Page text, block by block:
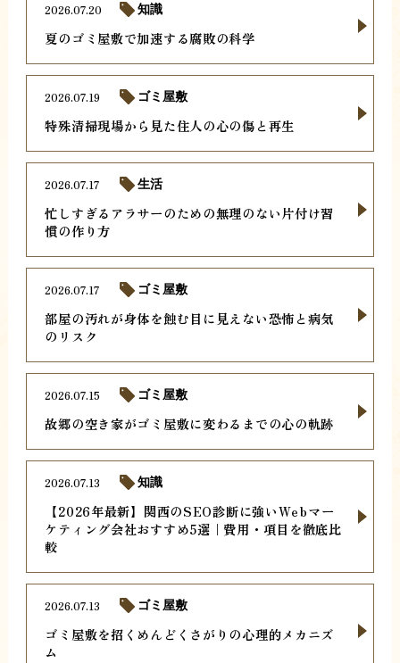
夏のゴミ屋敷で加速する腐敗の科学
2026.07.20 知識
特殊清掃現場から見た住人の心の傷と再生
2026.07.19 ゴミ屋敷
忙しすぎるアラサーのための無理のない片付け習
慣の作り方
2026.07.17 生活
部屋の汚れが身体を蝕む目に見えない恐怖と病気
のリスク
2026.07.17 ゴミ屋敷
故郷の空き家がゴミ屋敷に変わるまでの心の軌跡
2026.07.15 ゴミ屋敷
【2026年最新】関西のSEO診断に強いWebマー
ケティング会社おすすめ5選｜費用・項目を徹底比
較
2026.07.13 知識
ゴミ屋敷を招くめんどくさがりの心理的メカニズ
ム
2026.07.13 ゴミ屋敷